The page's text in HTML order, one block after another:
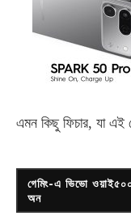
এমন কিছু ফিচার, যা এই
গেমিং-এ ভিভো
অন